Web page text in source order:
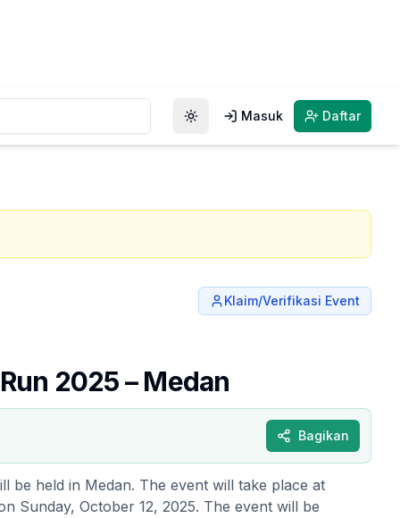
Toggle theme
Masuk Daftar
Klaim/Verifikasi Event
2025 – Medan
Bagikan
be held in Medan. The event will take place at
Sunday, October 12, 2025. The event will be